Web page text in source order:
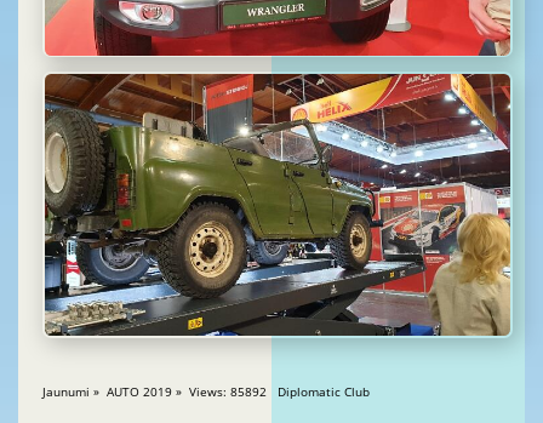
Jaunumi » AUTO 2019 » Views: 85892 Diplomatic Club